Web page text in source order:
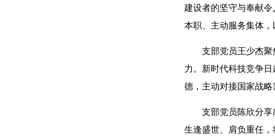
建设者的坚守与奉献
本职、主动服务集体，
支部党员王少杰
力。新时代科技竞争
德，主动对接国家战略
支部党员陈欣分
生逢盛世、肩负重任